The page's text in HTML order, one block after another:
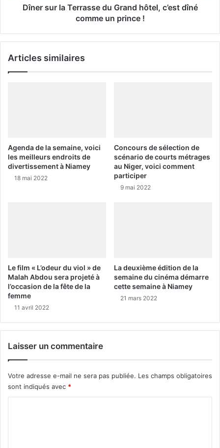
Dîner sur la Terrasse du Grand hôtel, c’est dîné
comme un prince !
Articles similaires
Agenda de la semaine, voici
les meilleurs endroits de
divertissement à Niamey
18 mai 2022
Concours de sélection de
scénario de courts métrages
au Niger, voici comment
participer
9 mai 2022
Le film « L’odeur du viol » de
Malah Abdou sera projeté à
l’occasion de la fête de la
femme
11 avril 2022
La deuxième édition de la
semaine du cinéma démarre
cette semaine à Niamey
21 mars 2022
Laisser un commentaire
Votre adresse e-mail ne sera pas publiée. Les champs obligatoires
sont indiqués avec *